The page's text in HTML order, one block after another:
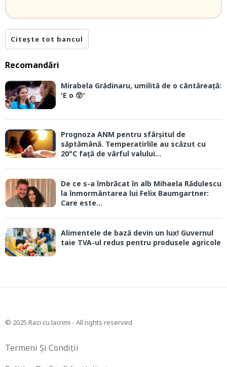
Citește tot bancul
Recomandări
Mirabela Grădinaru, umilită de o cântăreață:
'E o 😲'
Prognoza ANM pentru sfârșitul de
săptămână. Temperatirlile au scăzut cu
20°C față de vârful valului...
De ce s-a îmbrăcat în alb Mihaela Rădulescu
la înmormântarea lui Felix Baumgartner:
Care este...
Alimentele de bază devin un lux! Guvernul
taie TVA-ul redus pentru produsele agricole
© 2025 Razi cu lacrimi - All rights reserved
Termeni Și Condiții